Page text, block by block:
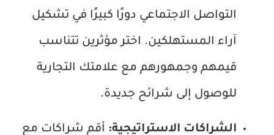
التواصل الاجتماعي دورًا كبيرًا في تشكيل
آراء المستهلكين. اختر مؤثرين تتناسب
قيمهم وجمهورهم مع علامتك التجارية
للوصول إلى شرائح جديدة.
الشراكات الاستراتيجية: أقم شراكات مع